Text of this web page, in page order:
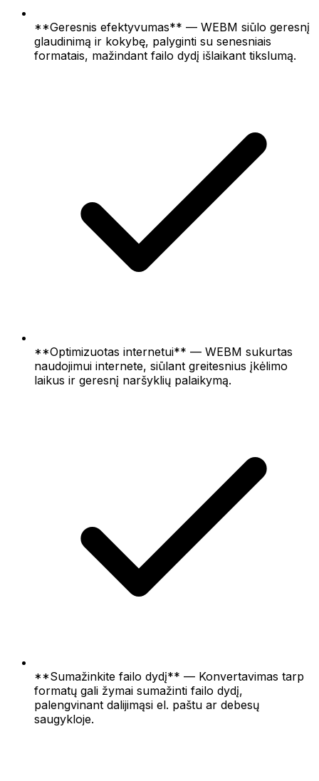
**Geresnis efektyvumas** — WEBM siūlo geresnį
glaudinimą ir kokybę, palyginti su senesniais
formatais, mažindant failo dydį išlaikant tikslumą.
**Optimizuotas internetui** — WEBM sukurtas
naudojimui internete, siūlant greitesnius įkėlimo
laikus ir geresnį naršyklių palaikymą.
**Sumažinkite failo dydį** — Konvertavimas tarp
formatų gali žymai sumažinti failo dydį,
palengvinant dalijimąsi el. paštu ar debesų
saugykloje.